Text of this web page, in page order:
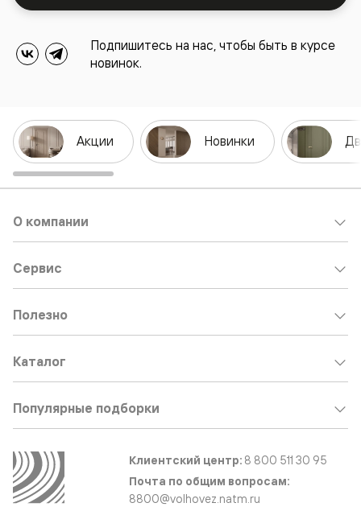
Подпишитесь на нас, чтобы быть в курсе
новинок.
Акции Новинки
О компании
Сервис
Полезно
Каталог
Популярные подборки
Клиентский центр: 8 800 511 30 95
Почта по общим вопросам:
8800@volhovez.natm.ru